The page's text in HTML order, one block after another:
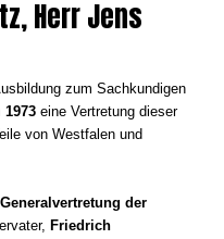
Herr Jens
zum Sachkundigen
1973 eine Vertretung dieser
von Westfalen und
Generalvertretung der
Friedrich